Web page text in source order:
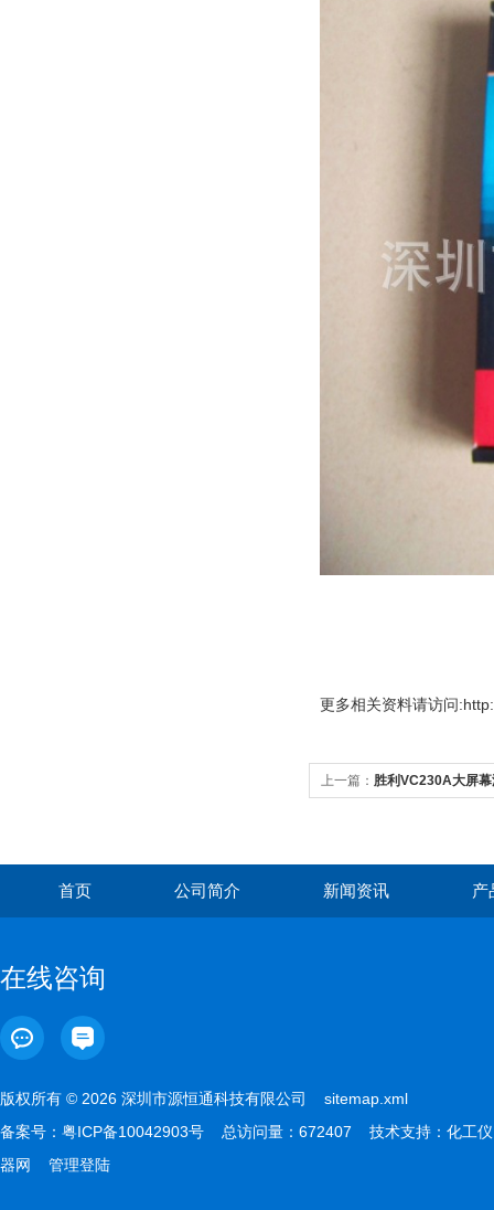
更多相关资料请访问
上一篇： 胜利VC230A大屏
首页 公司简介 新闻资讯 产
在线咨询
版权所有 © 2026 深圳市源恒通科技有限公司 sitemap.xml
备案号： 粤ICP备10042903号 总访问量：672407 技术支持： 化工仪
器网
管理登陆